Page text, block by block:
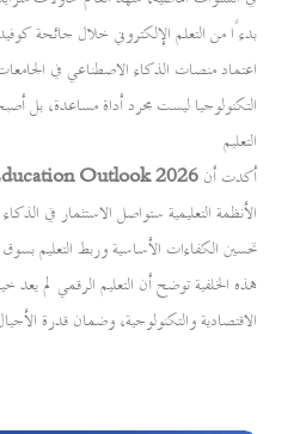
اعتماد منصات الذكاء الاصطناعي في
التكنولوجيا ليست مجرد أداة مساعدة، بل
التعليم
Outlook 2026
الأنظمة التعليمية ستواصل الاستثمار في
تحسين الكفاءات الأساسية وربط التعليم بسوق
هذه الخلفية توضح أن التعليم الرقمي لم يعد
الاقتصادية والتكنولوجية، وضمان قدرة